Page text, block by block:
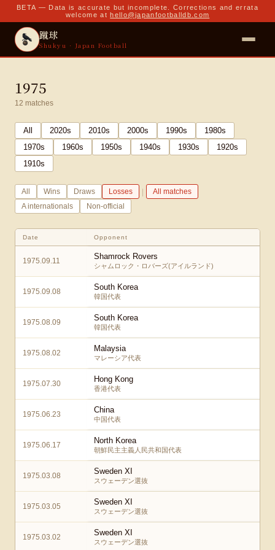
BETA — Data is accurate but incomplete. Corrections and errata
welcome at hello@japanfootballdb.com
蹴球
Shukyu · Japan Football
1975
12 matches
All 2020s 2010s 2000s 1990s 1980s
1970s 1960s 1950s 1940s 1930s 1920s
1910s
All Wins Draws Losses |
All matches
A internationals
Non-official
Date Opponent
1975.09.11 Shamrock Rovers
シャムロック・ロバーズ(アイルランド)
1975.09.08 South Korea
韓国代表
1975.08.09 South Korea
韓国代表
1975.08.02 Malaysia
マレーシア代表
1975.07.30 Hong Kong
香港代表
1975.06.23 China
中国代表
1975.06.17 North Korea
朝鮮民主主義人民共和国代表
1975.03.08 Sweden XI
スウェーデン選抜
1975.03.05 Sweden XI
スウェーデン選抜
1975.03.02 Sweden XI
スウェーデン選抜